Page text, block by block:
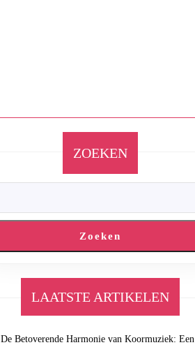
ZOEKEN
Zoeken
LAATSTE ARTIKELEN
De Betoverende Harmonie van Koormuziek: Een